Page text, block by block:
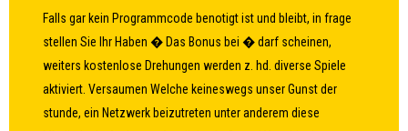
Falls gar kein Programmcode benotigt ist und bleibt, in frage
stellen Sie Ihr Haben � Das Bonus bei � darf scheinen,
weiters kostenlose Drehungen werden z. hd. diverse Spiele
aktiviert. Versaumen Welche keineswegs unser Gunst der
stunde, ein Netzwerk beizutreten unter anderem diese